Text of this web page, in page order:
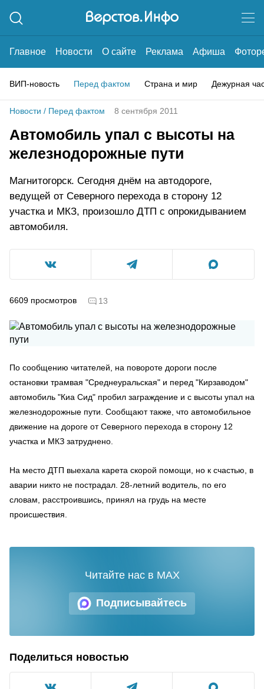
Главное Новости О сайте Реклама Афиша
ВИП-новость Перед фактом Страна и мир Дежурная
Новости / Перед фактом 8 сентября 2011
Автомобиль упал с высоты на
железнодорожные пути
Магнитогорск. Сегодня днём на автодороге,
ведущей от Северного перехода в сторону 12
участка и МКЗ, произошло ДТП с опрокидыванием
автомобиля.
6609 просмотров 13
По сообщению читателей, на повороте дороги после
остановки трамвая "Среднеуральская" и перед "Кирзаводом"
автомобиль "Киа Сид" пробил заграждение и с высоты упал на
железнодорожные пути. Сообщают также, что автомобильное
движение на дороге от Северного перехода в сторону 12
участка и МКЗ затруднено.
На место ДТП выехала карета скорой помощи, но к счастью, в
аварии никто не пострадал. 28-летний водитель, по его
словам, расстроившись, принял на грудь на месте
происшествия.
Подписывайтесь
Читайте нас в MAX
Поделиться новостью